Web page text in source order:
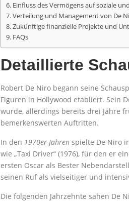
Einfluss des Vermögens auf soziale
Verteilung und Management von De
Zukünftige finanzielle Projekte und
FAQs
Detaillierte
Robert De Niro begann seine
Figuren in Hollywood etabliert. Sein
wurde, allerdings bereits drei Jahre
bemerkenswerten Auftritten.
In den 1970er Jahren spielte De Niro
wie „Taxi Driver“ (1976), für den er
ersten Oscar als Bester
seinen Ruf als vielseitiger und
Die folgenden Jahrzehnte sahen De